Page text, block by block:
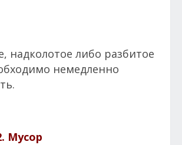
надколотое либо разбитое
немедленно
Мусор